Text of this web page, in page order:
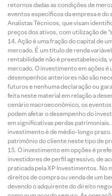
retornos dadas as condições de
eventos específicos da empresa e
Analistas Técnicos, que visam
preços dos ativos, com utilização de
Ação é uma fração do capital de
mercado. É um título de renda
rentabilidade não é preestabelecida,
mercado. O investimento em ações
desempenhos anteriores não são
futuros e nenhuma declaração ou
feita neste material em relação a
cenário macroeconômico, os
podem afetar o desempenho do
em significativas perdas
investimento é de médio-longo
patrimônio do cliente neste tipo de
O investimento em opções é
investidores de perfil agressivo, de
praticada pela XP Investimentos. No
direitos de compra ou venda de um
devendo o adquirente do direito